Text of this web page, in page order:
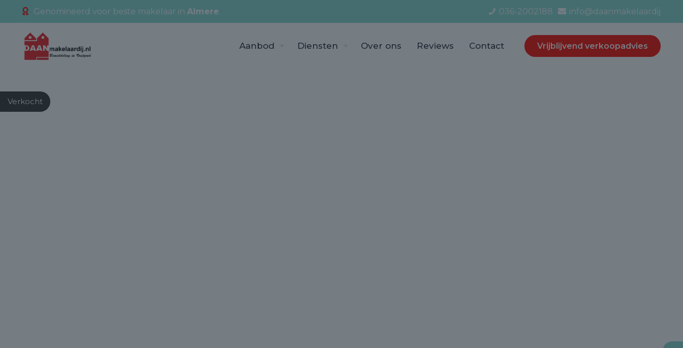
Genomineerd voor beste makelaar in Almere. 036-2002188 info@daanmakelaardij
Aanbod Diensten Over ons Reviews Contact Vrijblijvend verkoopadvies
Verkocht